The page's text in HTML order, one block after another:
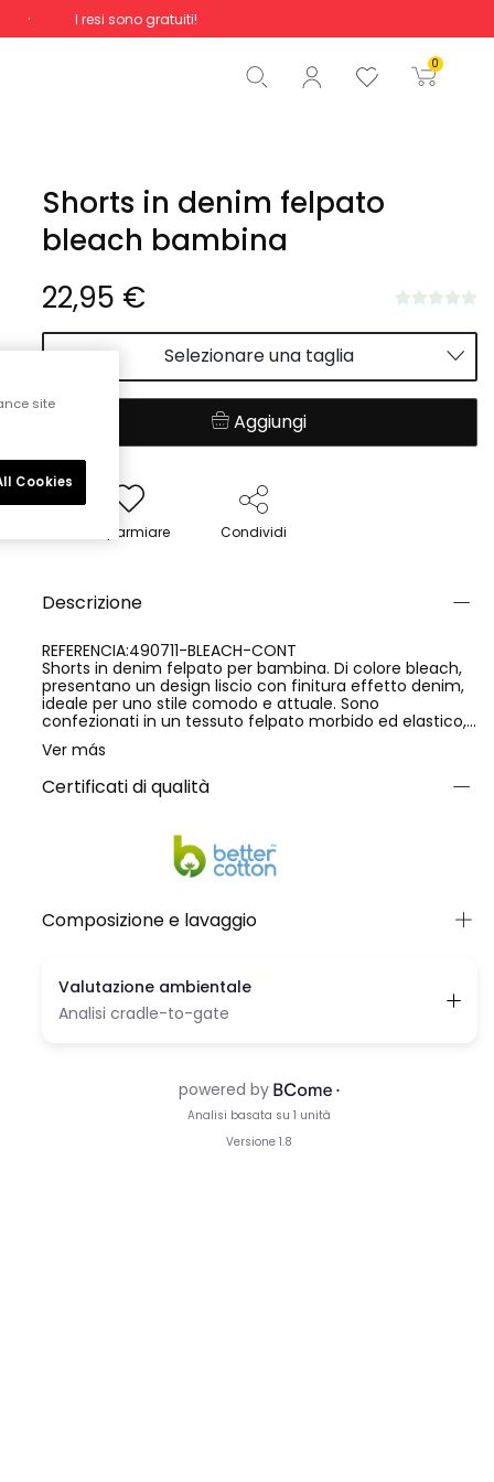
I resi sono gratuiti!
0
Totale 0,00 €
Inizio ordine
Shorts in denim felpato
bleach bambina
22,95 €
Selezionare una taglia
Aggiungi
Risparmiare Condividi
Descrizione
REFERENCIA:490711-BLEACH-CONT
Shorts in denim felpato per bambina. Di colore bleach,
presentano un design liscio con finitura effetto denim,
ideale per uno stile comodo e attuale. Sono
confezionati in un tessuto felpato morbido ed elastico,
con una composizione di 76% cotone, 16% poliestere e
8% elastan, che offre comfort, flessibilità e una
vestibilità piacevole. Un capo pratico e versatile,
perfetto per l'uso quotidiano.
Ver más
Certificati di qualità
Composizione e lavaggio
site
Cookies